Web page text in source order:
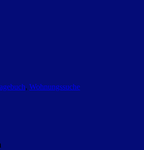
, Wohnungssuche